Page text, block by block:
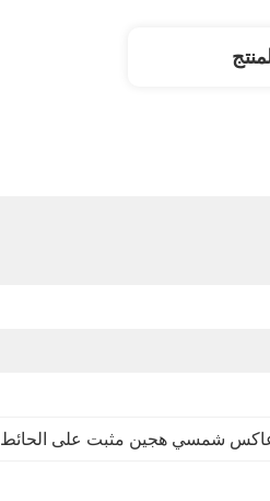
شمسي هجين مثبت على الحائط